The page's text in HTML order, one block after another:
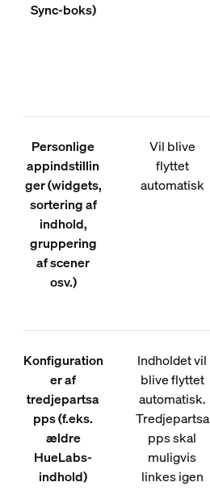
Sync-boks)
Personlige
appindstillin
ger (widgets,
sortering af
indhold,
gruppering
af scener
osv.)
Vil blive
flyttet
automatisk
Konfiguration
er af
tredjepartsa
pps (f.eks.
ældre
HueLabs-
indhold)
Indholdet vil
blive flyttet
automatisk.
Tredjepartsa
pps skal
muligvis
linkes igen